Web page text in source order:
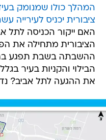
המהלך כולו שמנומק
ציבורית יכניס לעירייה
האם ייקור הכניסה לתל
הציבורית מתחילה את
ההשבתה בשבת תפגע
הבילוי והקניות בעיר
את ההגעה לתל אביב?